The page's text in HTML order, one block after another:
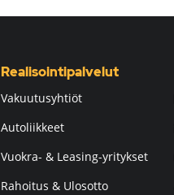
Realisointipalvelut
Vakuutusyhtiöt
Autoliikkeet
Vuokra- & Leasing-yritykset
Rahoitus & Ulosotto